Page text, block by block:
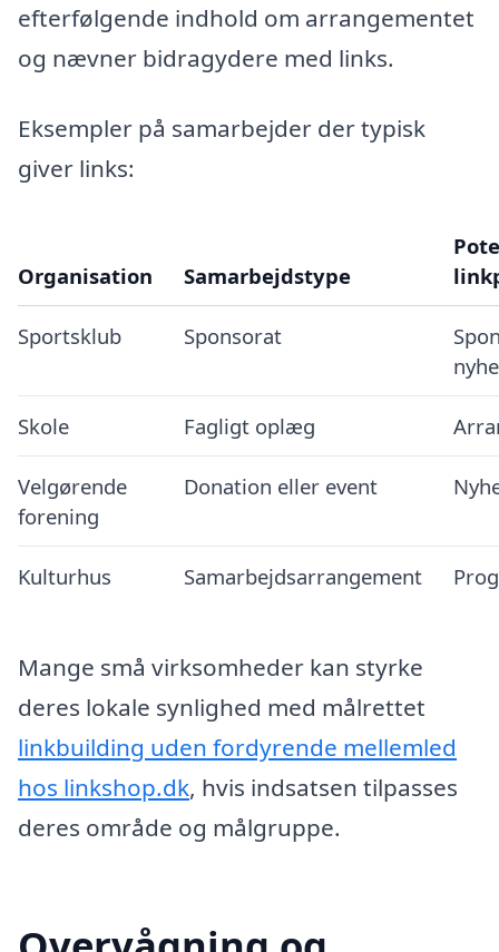
efterfølgende indhold om arrangementet
og nævner bidragydere med links.
Eksempler på samarbejder der typisk
giver links:
Organisation Samarbejdstype
Sportsklub Sponsorat
Skole Fagligt oplæg
Velgørende
forening
Donation eller event
Kulturhus Samarbejdsarrangement
Mange små virksomheder kan styrke
deres lokale synlighed med målrettet
linkbuilding uden fordyrende mellemled
hos linkshop.dk, hvis indsatsen tilpasses
deres område og målgruppe.